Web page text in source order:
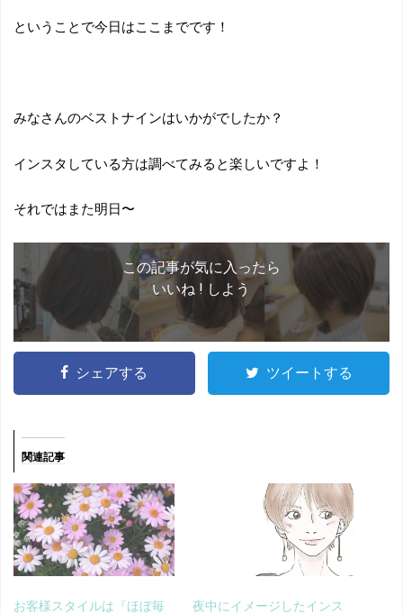
ということで今日はここまでです！
みなさんのベストナインはいかがでしたか？
インスタしている方は調べてみると楽しいですよ！
それではまた明日〜
この記事が気に入ったら
いいね ! しよう
シェアする ツイートする
関連記事
お客様スタイルは『ほぼ毎
夜中にイメージしたインス